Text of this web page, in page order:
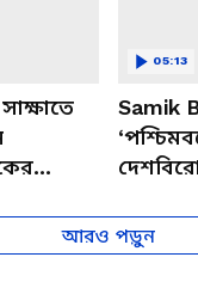
Samik
BJP
05:13
আরও পড়ুন